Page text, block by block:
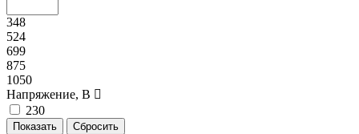
348
524
699
875
1050
Напряжение, В
230